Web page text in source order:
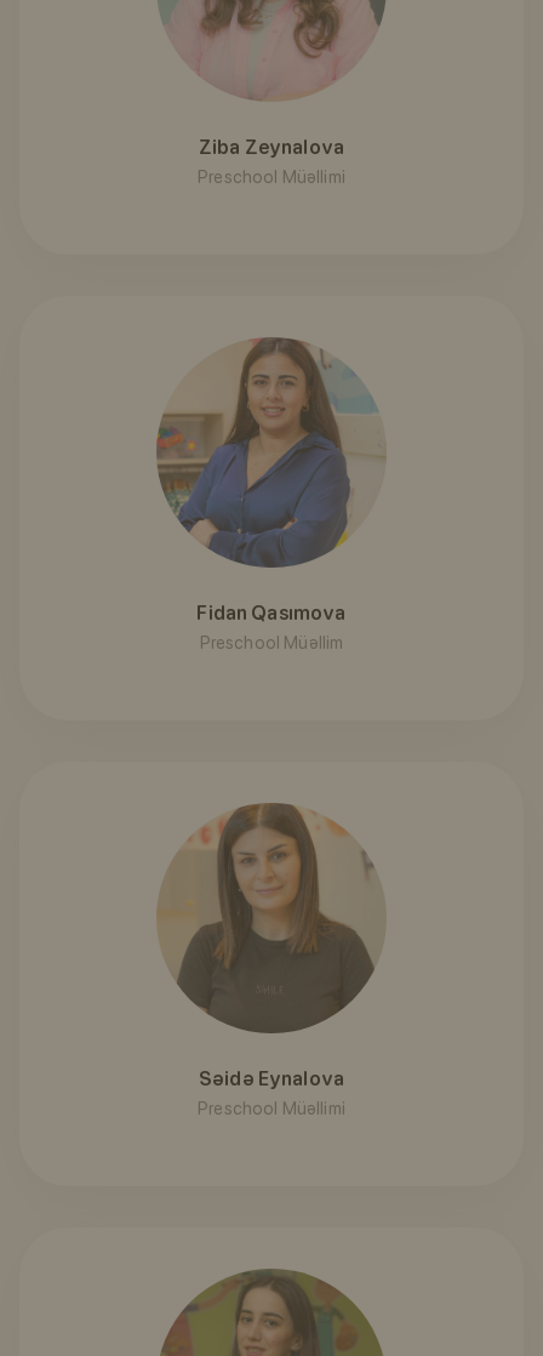
Ziba Zeynalova
Preschool Müəllimi
Fidan Qasımova
Preschool Müəllim
Səidə Eynalova
Preschool Müəllimi